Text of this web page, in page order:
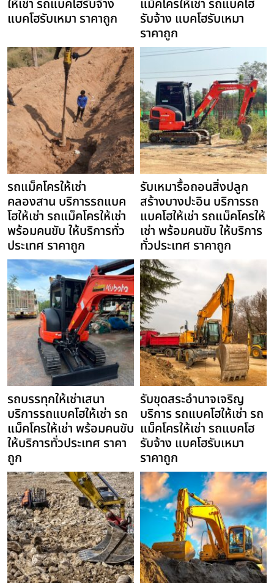
ให้เช่า รถแบคโฮรับจ้าง
แบคโฮรับเหมา ราคาถูก
แม็คโครให้เช่า รถแบคโฮ
รับจ้าง แบคโฮรับเหมา
ราคาถูก
รถแม็คโครให้เช่า
คลองสาน บริการรถแบค
โฮให้เช่า รถแม็คโครให้เช่า
พร้อมคนขับ ให้บริการทั่ว
ประเทศ ราคาถูก
รับเหมารื้อถอนสิ่งปลูก
สร้างบางปะอิน บริการรถ
แบคโฮให้เช่า รถแม็คโครให้
เช่า พร้อมคนขับ ให้บริการ
ทั่วประเทศ ราคาถูก
รถบรรทุกให้เช่าเสนา
บริการรถแบคโฮให้เช่า รถ
แม็คโครให้เช่า พร้อมคนขับ
ให้บริการทั่วประเทศ ราคา
ถูก
รับขุดสระอำนาจเจริญ
บริการ รถแบคโฮให้เช่า รถ
แม็คโครให้เช่า รถแบคโฮ
รับจ้าง แบคโฮรับเหมา
ราคาถูก